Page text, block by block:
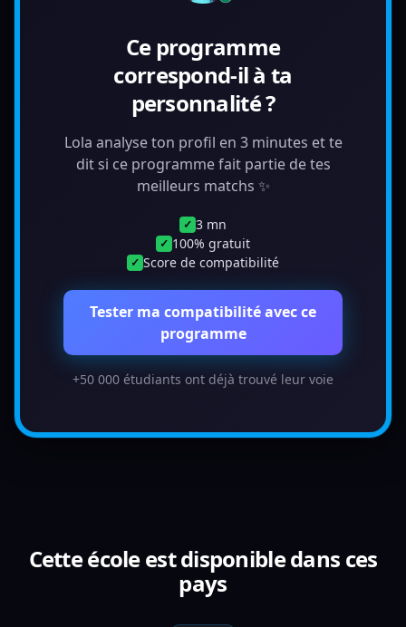
Ce programme
correspond-il à ta
personnalité ?
Lola analyse ton profil en 3 minutes et te
dit si ce programme fait partie de tes
meilleurs matchs ✨
✓ 3 mn
✓ 100% gratuit
✓ Score de compatibilité
Tester ma compatibilité avec ce
programme
+50 000 étudiants ont déjà trouvé leur voie
Cette école est disponible dans ces
pays